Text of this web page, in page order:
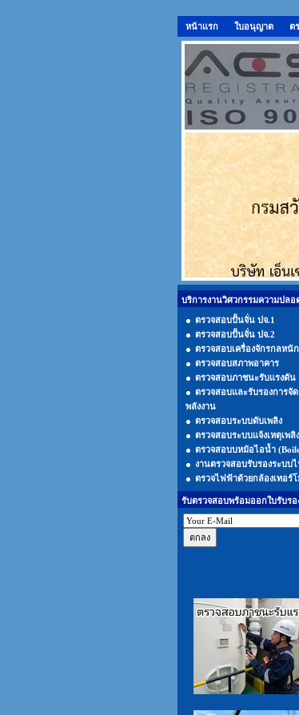
หน้าแรก ใบอนุญาต ต
บริการงานวิศวกรรมความปลอ
ตรวจสอบปั้นจั่น ปจ.1
ตรวจสอบปั้นจั่น ปจ.2
ตรวจสอบเครื่องจักรกลหนัก
ตรวจสอบสภาพอาคาร
ตรวจสอบภาชนะรับแรงดัน
ตรวจสอบและรับรองการจั
พลังงาน
ตรวจสอบระบบดับเพลิง
ตรวจสอบระบบแจ้งเหตุเพลิ
ตรวจสอบบหม้อไอน้ำ
งานตรวจสอบรับรองระบบ
ตรวจไฟฟ้าด้วยกล้องเทอร์
รับตรวจสอบพร้อมออกใบรับรอ